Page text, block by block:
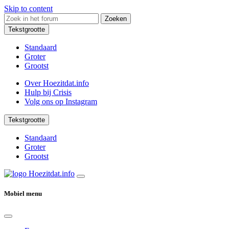
Skip to content
Zoeken
Tekstgrootte
Standaard
Groter
Grootst
Over Hoezitdat.info
Hulp bij Crisis
Volg ons op Instagram
Tekstgrootte
Standaard
Groter
Grootst
Mobiel menu